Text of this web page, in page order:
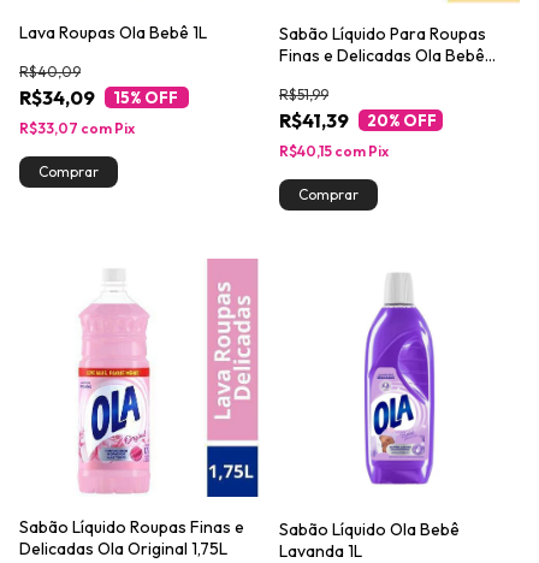
Lava Roupas Ola Bebê 1L
R$34,09
R$40,09
15% OFF
R$33,07 com Pix
Sabão Líquido Para Roupas
Finas e Delicadas Ola Bebê
R$41,39
R$51,99
20% OFF
R$40,15 com Pix
Sabão Líquido Roupas Finas e
Delicadas Ola Original 1,75L
Sabão Líquido Ola Bebê
Lavanda 1L